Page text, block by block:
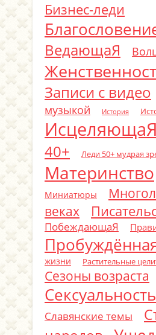
Бизнес-леди
ВедающаЯ
Записи с видео
музыкой
История
ИсцеляющаЯ
40+
Леди 50+ мудрая
Материнство
Миниатюры
веках
ПобеждающаЯ
жизни
Растительные
Сезоны возраста
Сексуальность
Славянские темы